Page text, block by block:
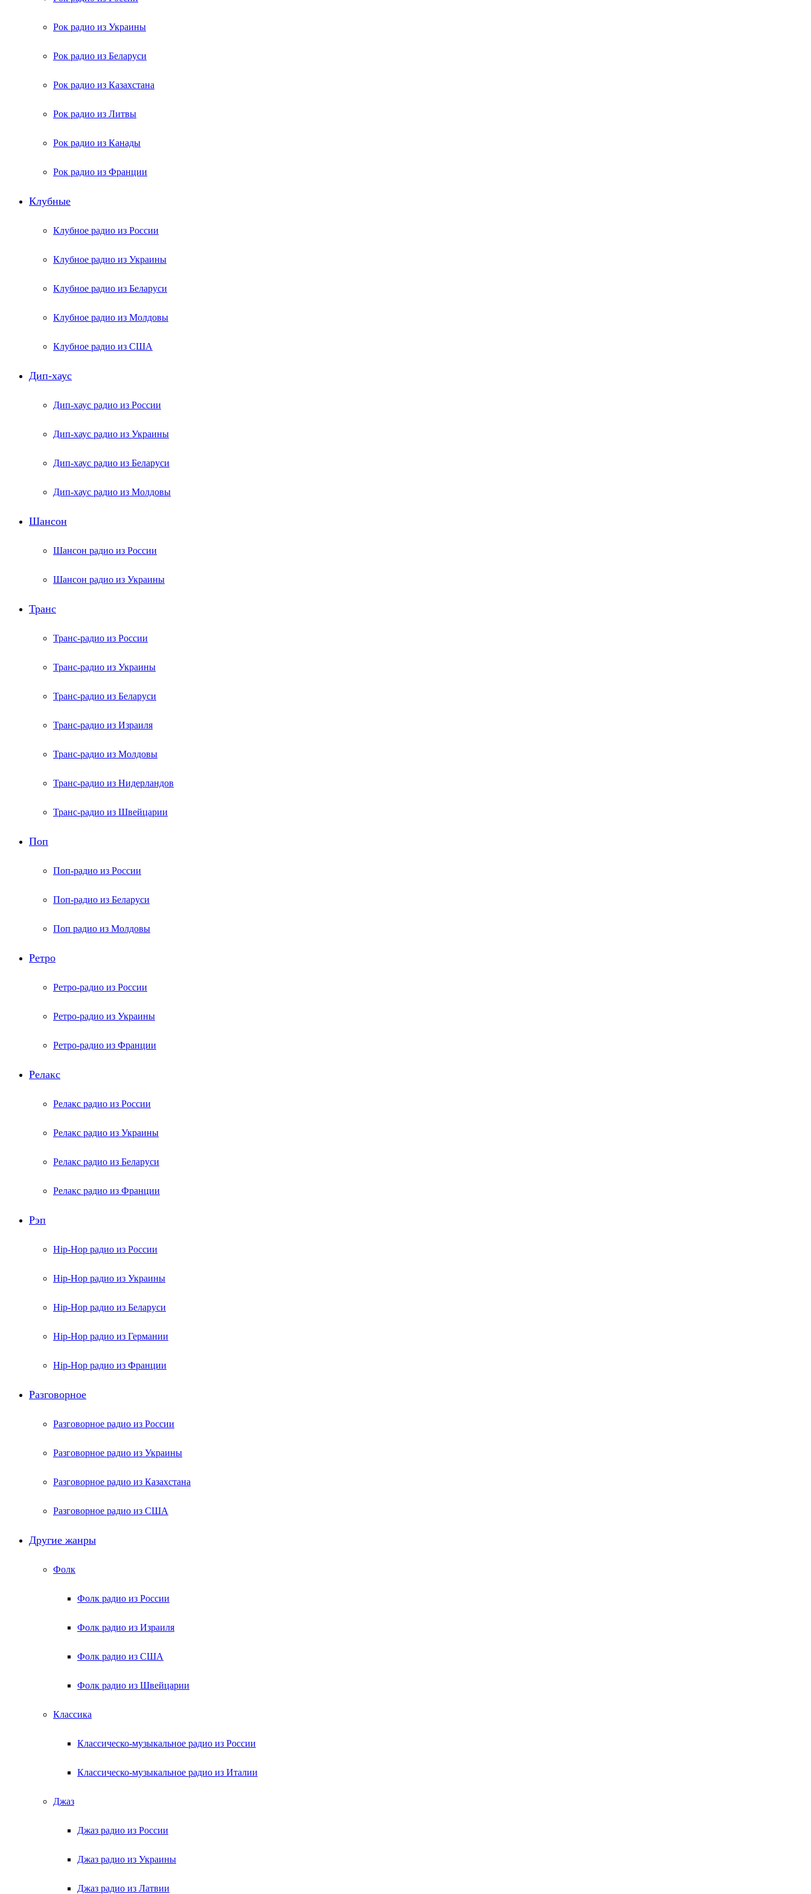
Рок радио из Украины
Рок радио из Беларуси
Рок радио из Казахстана
Рок радио из Литвы
Рок радио из Канады
Рок радио из Франции
Клубные
Клубное радио из России
Клубное радио из Украины
Клубное радио из Беларуси
Клубное радио из Молдовы
Клубное радио из США
Дип-хаус
Дип-хаус радио из России
Дип-хаус радио из Украины
Дип-хаус радио из Беларуси
Дип-хаус радио из Молдовы
Шансон
Шансон радио из России
Шансон радио из Украины
Транс
Транс-радио из России
Транс-радио из Украины
Транс-радио из Беларуси
Транс-радио из Израиля
Транс-радио из Молдовы
Транс-радио из Нидерландов
Транс-радио из Швейцарии
Поп
Поп-радио из России
Поп-радио из Беларуси
Поп радио из Молдовы
Ретро
Ретро-радио из России
Ретро-радио из Украины
Ретро-радио из Франции
Релакс
Релакс радио из России
Релакс радио из Украины
Релакс радио из Беларуси
Релакс радио из Франции
Рэп
Hip-Hop радио из России
Hip-Hop радио из Украины
Hip-Hop радио из Беларуси
Hip-Hop радио из Германии
Hip-Hop радио из Франции
Разговорное
Разговорное радио из России
Разговорное радио из Украины
Разговорное радио из Казахстана
Разговорное радио из США
Другие жанры
Фолк
Фолк радио из России
Фолк радио из Израиля
Фолк радио из США
Фолк радио из Швейцарии
Классика
Классическо-музыкальное радио из России
Классическо-музыкальное радио из Италии
Джаз
Джаз радио из России
Джаз радио из Украины
Джаз радио из Латвии